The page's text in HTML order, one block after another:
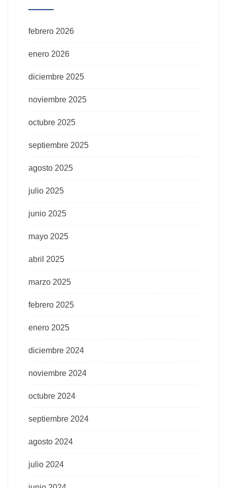
febrero 2026
enero 2026
diciembre 2025
noviembre 2025
octubre 2025
septiembre 2025
agosto 2025
julio 2025
junio 2025
mayo 2025
abril 2025
marzo 2025
febrero 2025
enero 2025
diciembre 2024
noviembre 2024
octubre 2024
septiembre 2024
agosto 2024
julio 2024